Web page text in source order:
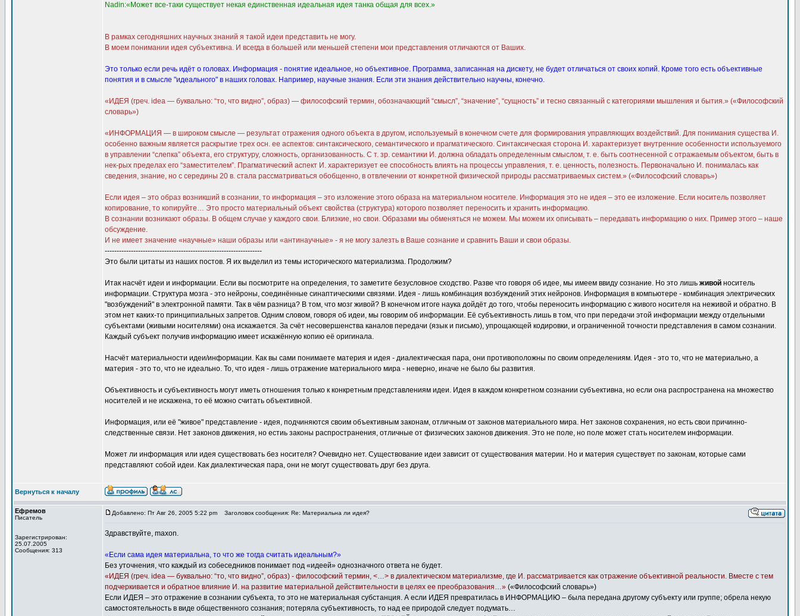
Nadin:«Может все-таки существует некая единственная идеальная идея танка общая для всех.»
В рамках сегодняшних научных знаний я такой идеи представить не могу.
В моем понимании идея субъективна. И всегда в большей или меньшей степени мои представления отличаются от Ваших.
Это только если речь идёт о головах. Информация - понятие идеальное, но объективное. Программа, записанная на дискету, не будет отличаться от своих копий. Кроме того есть объективные
понятия и в смысле "идеального" в наших головах. Например, научные знания. Если эти знания действительно научны, конечно.
«ИДЕЯ (греч. idea — буквально: “то, что видно”, образ) — философский термин, обозначающий “смысл”, “значение”, “сущность” и тесно связанный с категориями мышления и бытия.» («Философский
словарь»)
«ИНФОРМАЦИЯ — в широком смысле — результат отражения одного объекта в другом, используемый в конечном счете для формирования управляющих воздействий. Для понимания существа И.
особенно важным является раскрытие трех осн. ее аспектов: синтаксического, семантического и прагматического. Синтаксическая сторона И. характеризует внутренние особенности используемого
в управлении “слепка” объекта, его структуру, сложность, организованность. С т. зр. семантики И. должна обладать определенным смыслом, т. е. быть соотнесенной с отражаемым объектом, быть в
нек-рых пределах его “заместителем”. Прагматический аспект И. характеризует ее способность влиять на процессы управления, т. е. ценность, полезность. Первоначально И. понималась как
сведения, знание, но с середины 20 в. стала рассматриваться обобщенно, в отвлечении от конкретной физической природы рассматриваемых систем.» («Философский словарь»)
Если идея – это образ возникший в сознании, то информация – это изложение этого образа на материальном носителе. Информация это не идея – это ее изложение. Если носитель позволяет
копирование, то копируйте… Это просто материальный объект свойства (структура) которого позволяет переносить и хранить информацию.
В сознании возникают образы. В общем случае у каждого свои. Близкие, но свои. Образами мы обменяться не можем. Мы можем их описывать – передавать информацию о них. Пример этого – наше
обсуждение.
И не имеет значение «научные» наши образы или «антинаучные» - я не могу залезть в Ваше сознание и сравнить Ваши и свои образы.
------------------------------------------------------------------
Это были цитаты из наших постов. Я их выделил из темы исторического материализма. Продолжим?
Итак насчёт идеи и информации. Если вы посмотрите на определения, то заметите безусловное сходство. Разве что говоря об идее, мы имеем ввиду сознание. Но это лишь живой носитель
информации. Структура мозга - это нейроны, соединённые синаптическими связями. Идея - лишь комбинация возбуждений этих нейронов. Информация в компьютере - комбинация электрических
"возбуждений" в электронной памяти. Так в чём разница? В том, что мозг живой? В конечном итоге наука дойдёт до того, чтобы переносить информацию с живого носителя на неживой и обратно. В
этом нет каких-то принципиальных запретов. Одним словом, говоря об идеи, мы говорим об информации. Её субъективность лишь в том, что при передачи этой информации между отдельными
субъектами (живыми носителями) она искажается. За счёт несовершенства каналов передачи (язык и письмо), упрощающей кодировки, и ограниченной точности представления в самом сознании.
Каждый субъект получив информацию имеет искажённую копию её оригинала.
Насчёт материальности идеи/информации. Как вы сами понимаете материя и идея - диалектическая пара, они противоположны по своим определениям. Идея - это то, что не материально, а
материя - это то, что не идеально. То, что идея - лишь отражение материального мира - неверно, иначе не было бы развития.
Объективность и субъективность могут иметь отношения только к конкретным представлениям идеи. Идея в каждом конкретном сознании субъективна, но если она распространена на множество
носителей и не искажена, то её можно считать объективной.
Информация, или её "живое" представление - идея, подчиняются своим объективным законам, отличным от законов материального мира. Нет законов сохранения, но есть свои причинно-
следственные связи. Нет законов движения, но естиь законы распространения, отличные от физических законов движения. Это не поле, но поле может стать носителем информации.
Может ли информация или идея существовать без носителя? Очевидно нет. Существование идеи зависит от существования материи. Но и материя существует по законам, которые сами
представляют собой идеи. Как диалектическая пара, они не могут существовать друг без друга.
Вернуться к началу
Ефремов
Писатель
Зарегистрирован:
25.07.2005
Сообщения: 313
Добавлено: Пт Авг 26, 2005 5:22 pm Заголовок сообщения: Re: Материальна ли идея?
Здравствуйте, maxon.
«Если сама идея материальна, то что же тогда считать идеальным?»
Без уточнения, что каждый из собеседников понимает под «идеей» однозначного ответа не будет.
«ИДЕЯ (греч. idea — буквально: “то, что видно”, образ) - философский термин, <…> в диалектическом материализме, где И. рассматривается как отражение объективной реальности. Вместе с тем
подчеркивается и обратное влияние И. на развитие материальной действительности в целях ее преобразования…» («Философский словарь»)
Если ИДЕЯ – это отражение в сознании субъекта, то это не материальная субстанция. А если ИДЕЯ превратилась в ИНФОРМАЦИЮ – была передана другому субъекту или группе; обрела некую
самостоятельность в виде общественного сознания; потеряла субъективность, то над ее природой следует подумать…